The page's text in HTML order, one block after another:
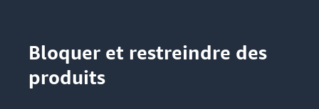
Bloquer et restreindre des
produits